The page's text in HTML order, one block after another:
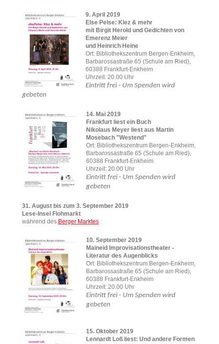
9. April 2019
Else Pelse: Klez & mehr
mit Birgit Herold und Gedichten von
Emerenz Meier
und Heinrich Heine
Ort: Bibliothekszentrum Bergen-Enkheim,
Barbarossastraße 65 (Schule am Ried),
60388 Frankfurt-Enkheim
Uhrzeit: 20.00 Uhr
Eintritt frei - Um Spenden wird
gebeten
14. Mai 2019
Frankfurt liest ein Buch
Nikolaus Meyer liest aus Martin
Mosebach "Westend"
Ort: Bibliothekszentrum Bergen-Enkheim,
Barbarossastraße 65 (Schule am Ried),
60388 Frankfurt-Enkheim
Uhrzeit: 20.00 Uhr
Eintritt frei - Um Spenden wird
gebeten
31. August bis zum 3. September 2019
Lese-Insel Flohmarkt
während des Berger Marktes
10. September 2019
Maineid Improvisationstheater -
Literatur des Augenblicks
Ort: Bibliothekszentrum Bergen-Enkheim,
Barbarossastraße 65 (Schule am Ried),
60388 Frankfurt-Enkheim
Uhrzeit: 20.00 Uhr
Eintritt frei - Um Spenden wird
gebeten
15. Oktober 2019
Lennardt Loß liest: Und andere Formen